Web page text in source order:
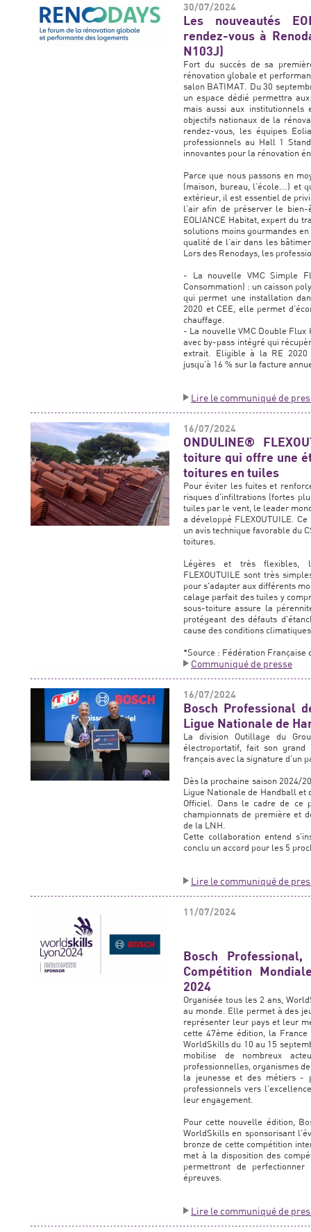
30/07/2024
Les nouveautés
rendez-vous à
N103J)
Fort du succès de sa
rénovation globale et
salon BATIMAT. Du 30
un espace dédié permettra
mais aussi aux institutionnels
objectifs nationaux de la
rendez-vous, les équipes
professionnels au Hall 1
innovantes pour la rénovation
Parce que nous passons en
(maison, bureau, l’école...) et
extérieur, il est essentiel de
l’air afin de préserver le
EOLIANCE Habitat, expert du
solutions moins gourmandes
qualité de l’air dans les
Lors des Renodays, les
- La nouvelle VMC Simple
Consommation) : un caisson
qui permet une installation
2020 et CEE, elle permet
chauffage.
- La nouvelle VMC Double Flux
avec by-pass intégré qui
extrait. Eligible à la RE 2020
jusqu’à 16 % sur la facture
Lire le communiqué de
16/07/2024
ONDULINE®
toiture qui offre une
toitures en tuiles
Pour éviter les fuites et
risques d'infiltrations (fortes
tuiles par le vent, le leader
a développé FLEXOUTUILE.
un avis technique favorable du
toitures.
Légères et très flexibles,
FLEXOUTUILE sont très
pour s'adapter aux différents
calage parfait des tuiles y
sous-toiture assure la
protégeant des défauts
cause des conditions
*Source : Fédération Française
Communiqué de presse
16/07/2024
Bosch Professional
Ligue Nationale de
La division Outillage du
électroportatif, fait son grand
français avec la signature d’un
Dès la prochaine saison 2024/
Ligue Nationale de Handball et
Officiel. Dans le cadre de ce
championnats de première et
de la LNH.
Cette collaboration entend
conclu un accord pour les 5
Lire le communiqué de
11/07/2024
Bosch
Compétition
2024
Organisée tous les 2 ans,
au monde. Elle permet à des
représenter leur pays et leur
cette 47ème édition, la
WorldSkills du 10 au 15
mobilise de nombreux
professionnelles, organismes
la jeunesse et des métiers -
professionnels vers
leur engagement.
Pour cette nouvelle édition,
WorldSkills en sponsorisant
bronze de cette compétition
met à la disposition des
permettront de
épreuves.
Lire le communiqué de